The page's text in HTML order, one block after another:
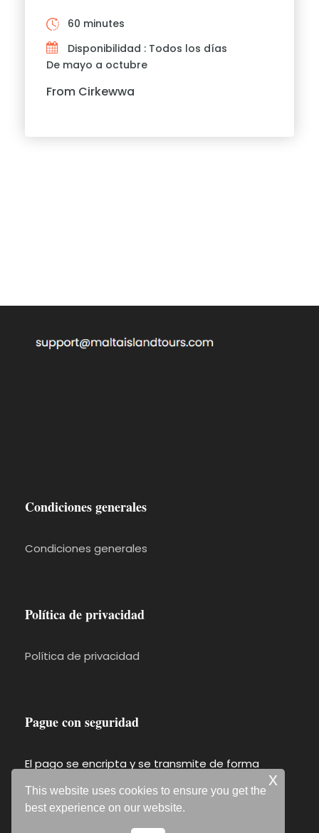
60 minutes
Disponibilidad : Todos los días
De mayo a octubre
From Cirkewwa
Condiciones generales
Condiciones generales
Política de privacidad
Política de privacidad
Pague con seguridad
El pago se encripta y se transmite de forma
This website uses cookies to ensure you get the
best experience on our website.
x